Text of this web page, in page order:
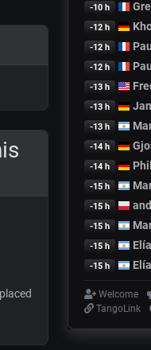
-10 h
-12 h
-12 h Paul
-12 h Paul
-13 h
-13 h
-13 h
-14 h
-14 h Phil
-15 h
-15 h
-15 h
-15 h
-15 h
Welcome
TangoLink